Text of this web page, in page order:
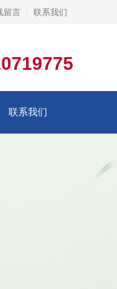
留言 联系我们
联系我们